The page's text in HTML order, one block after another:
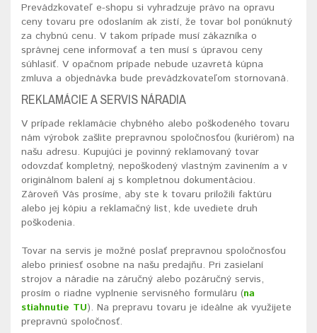
Prevádzkovateľ e-shopu si vyhradzuje právo na opravu
ceny tovaru pre odoslaním ak zistí, že tovar bol ponúknutý
za chybnú cenu. V takom prípade musí zákazníka o
správnej cene informovať a ten musí s úpravou ceny
súhlasiť. V opačnom prípade nebude uzavretá kúpna
zmluva a objednávka bude prevádzkovateľom stornovaná.
REKLAMÁCIE A SERVIS NÁRADIA
V prípade reklamácie chybného alebo poškodeného tovaru
nám výrobok zašlite prepravnou spoločnosťou (kuriérom) na
našu adresu. Kupujúci je povinný reklamovaný tovar
odovzdať kompletný, nepoškodený vlastným zavinením a v
originálnom balení aj s kompletnou dokumentáciou.
Zároveň Vás prosíme, aby ste k tovaru priložili faktúru
alebo jej kópiu a reklamačný list, kde uvediete druh
poškodenia.
Tovar na servis je možné poslať prepravnou spoločnosťou
alebo priniesť osobne na našu predajňu. Pri zasielaní
strojov a náradie na záručný alebo pozáručný servis,
prosím o riadne vyplnenie servisného formuláru (na
stiahnutie TU). Na prepravu tovaru je ideálne ak využijete
prepravnú spoločnosť.